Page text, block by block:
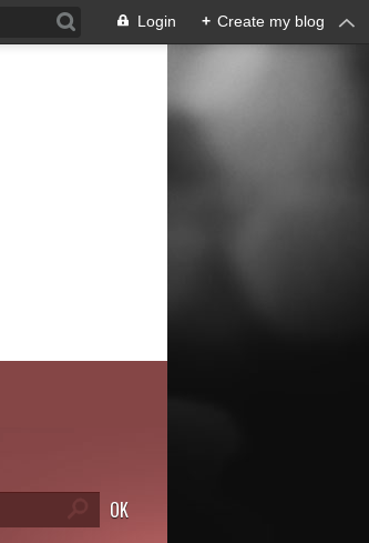
Login + Create my blog